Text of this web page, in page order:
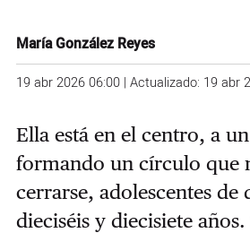
María González Reyes
19 abr 2026 06:00 | Actualizado: 19 abr
Ella está en el centro, a
formando un círculo que
cerrarse, adolescentes de
dieciséis y diecisiete